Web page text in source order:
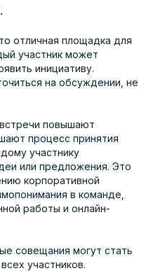
отличная площадка для
участник может
инициативу.
на обсуждении, не
повышают
процесс принятия
участнику
или предложения. Это
корпоративной
в команде,
работы и онлайн-
совещания могут стать
участников.